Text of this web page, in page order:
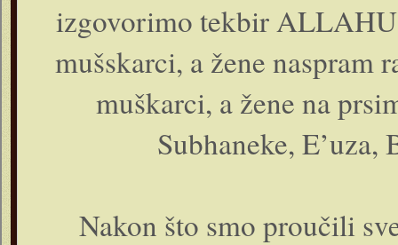
izgovorimo tekbir
mušskarci, a žene naspram
muškarci, a žene na
Subhaneke,
Nakon što smo proučili